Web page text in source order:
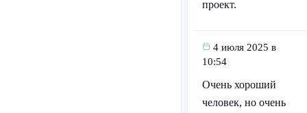
проект.
4 июля 2025 в
10:54
Очень хороший
человек, но очень